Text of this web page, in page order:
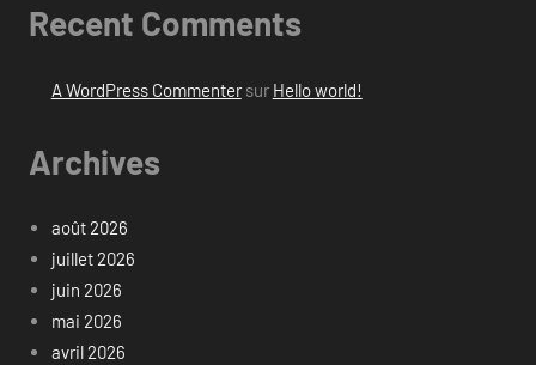
Recent Comments
A WordPress Commentersur Hello world!
Archives
août 2026
juillet 2026
juin 2026
mai 2026
avril 2026